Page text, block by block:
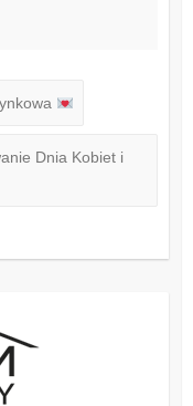
Dnia Kobiet i